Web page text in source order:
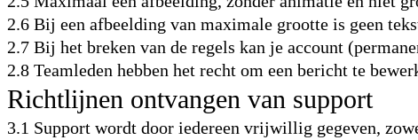
2.6 Bij een afbeelding van maximale grootte is geen
2.7 Bij het breken van de regels kan je account
2.8 Teamleden hebben het recht om een bericht te
Richtlijnen ontvangen van support
3.1 Support wordt door iedereen vrijwillig gegeven,